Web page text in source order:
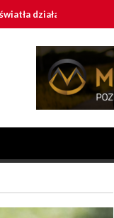
- przyczyny i naprawa